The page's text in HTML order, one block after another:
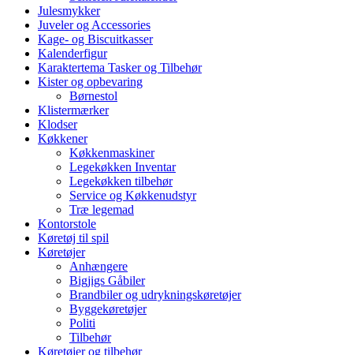
Julesmykker
Juveler og Accessories
Kage- og Biscuitkasser
Kalenderfigur
Karaktertema Tasker og Tilbehør
Kister og opbevaring
Børnestol
Klistermærker
Klodser
Køkkener
Køkkenmaskiner
Legekøkken Inventar
Legekøkken tilbehør
Service og Køkkenudstyr
Træ legemad
Kontorstole
Køretøj til spil
Køretøjer
Anhængere
Bigjigs Gåbiler
Brandbiler og udrykningskøretøjer
Byggekøretøjer
Politi
Tilbehør
Køretøjer og tilbehør